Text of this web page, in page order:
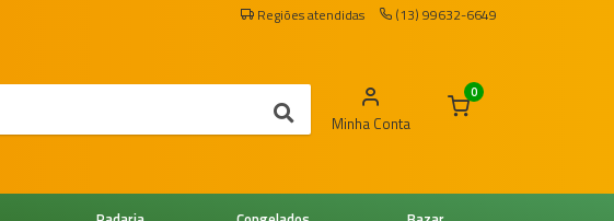
Regiões atendidas (13) 99632-6649
Minha Conta
0